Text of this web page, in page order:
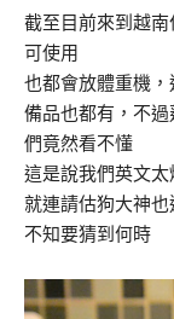
截至目前來到越
可使用
也都會放體重機
備品也都有，不
們竟然看不懂
這是說我們英文
就連請估狗大神
不知要猜到何時